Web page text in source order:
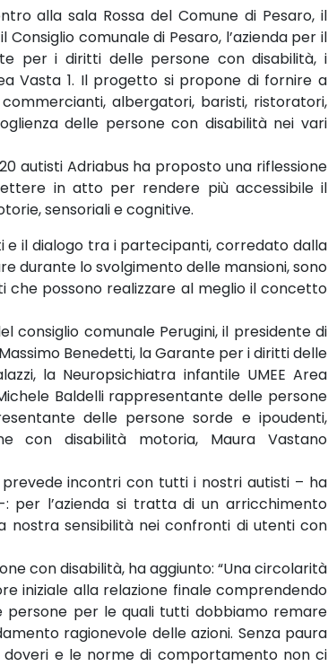
alla sala Rossa del Comune di Pesaro, il
comunale di Pesaro, l’azienda per il
per i diritti delle persone con disabilità, i
Vasta 1. Il progetto si propone di fornire a
albergatori, baristi, ristoratori,
delle persone con disabilità nei vari
autisti Adriabus ha proposto una riflessione
in atto per rendere più accessibile il
sensoriali e cognitive.
e il dialogo tra i partecipanti, corredato dalla
durante lo svolgimento delle mansioni, sono
che possono realizzare al meglio il concetto
consiglio comunale Perugini, il presidente di
Benedetti, la Garante per i diritti delle
la Neuropsichiatra infantile UMEE Area
Baldelli rappresentante delle persone
delle persone sorde e ipoudenti,
con disabilità motoria, Maura Vastano
incontri con tutti i nostri autisti – ha
per l’azienda si tratta di un arricchimento
nostra sensibilità nei confronti di utenti con
con disabilità, ha aggiunto: “Una circolarità
iniziale alla relazione finale comprendendo
per le quali tutti dobbiamo remare
ragionevole delle azioni. Senza paura
e le norme di comportamento non ci